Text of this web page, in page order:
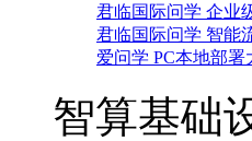
君临国际问学 企业
君临国际问学 智能
爱问学 PC本地部署
智算基础